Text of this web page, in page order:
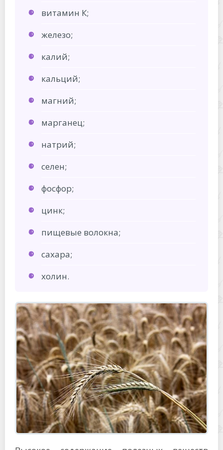
витамин К;
железо;
калий;
кальций;
магний;
марганец;
натрий;
селен;
фосфор;
цинк;
пищевые волокна;
сахара;
холин.